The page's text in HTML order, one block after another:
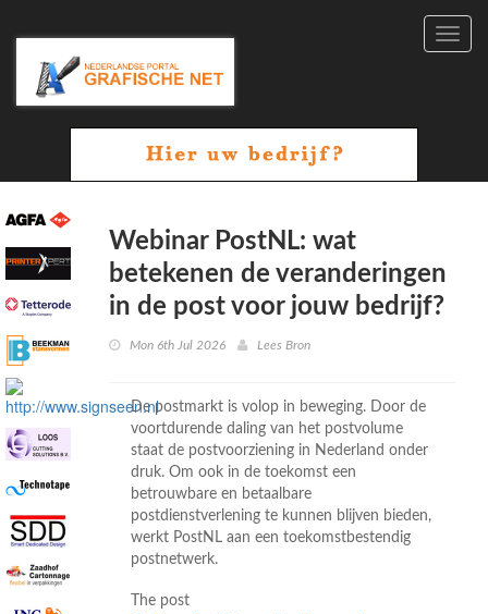
Webinar PostNL: wat
betekenen de veranderingen
in de post voor jouw bedrijf?
Mon 6th Jul 2026 Lees Bron
De postmarkt is volop in beweging. Door de
voortdurende daling van het postvolume
staat de postvoorziening in Nederland onder
druk. Om ook in de toekomst een
betrouwbare en betaalbare
postdienstverlening te kunnen blijven bieden,
werkt PostNL aan een toekomstbestendig
postnetwerk.
The post